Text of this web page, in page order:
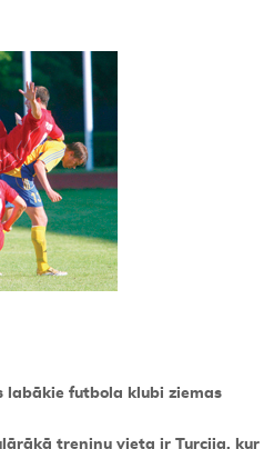
labākie futbola klubi ziemas
treniņu vieta ir Turcija, kur